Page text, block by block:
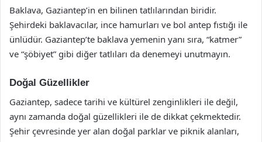
Baklava, Gaziantep’in en bilinen tatlılarından biridir.
Şehirdeki baklavacılar, ince hamurları ve bol antep fıstığı ile
ünlüdür. Gaziantep’te baklava yemenin yanı sıra, “katmer”
ve “şöbiyet” gibi diğer tatlıları da denemeyi unutmayın.
Doğal Güzellikler
Gaziantep, sadece tarihi ve kültürel zenginlikleri ile değil,
aynı zamanda doğal güzellikleri ile de dikkat çekmektedir.
Şehir çevresinde yer alan doğal parklar ve piknik alanları,